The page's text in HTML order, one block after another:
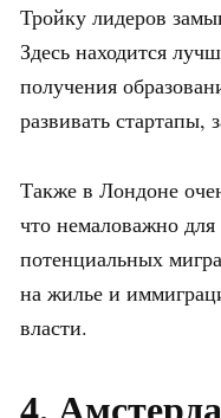
Тройку лидеров
Здесь находится
получения
развивать стартапы,
Также в Лондоне
что немаловажно
потенциальных
на жилье и
власти.
4.